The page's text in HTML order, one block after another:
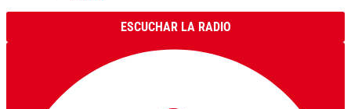
ESCUCHAR LA RADIO